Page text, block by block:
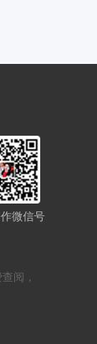
微信号
阅，